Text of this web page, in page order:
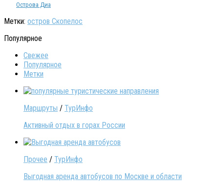
Острова Диа
Метки: остров Скопелос
Популярное
Свежее
Популярное
Метки
Маршруты / ТурИнфо
Активный отдых в горах России
Прочее / ТурИнфо
Выгодная аренда автобусов по Москве и области